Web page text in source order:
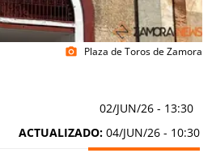
photo_camera Plaza de Toros de Zamora
02/JUN/26 - 13:30
ACTUALIZADO: 04/JUN/26 - 10:30